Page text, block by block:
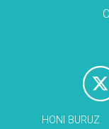
HONI BURUZ